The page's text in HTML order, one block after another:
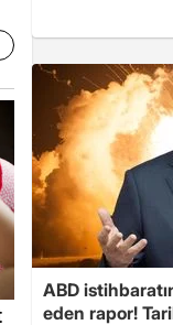
ABD
eden rapor!